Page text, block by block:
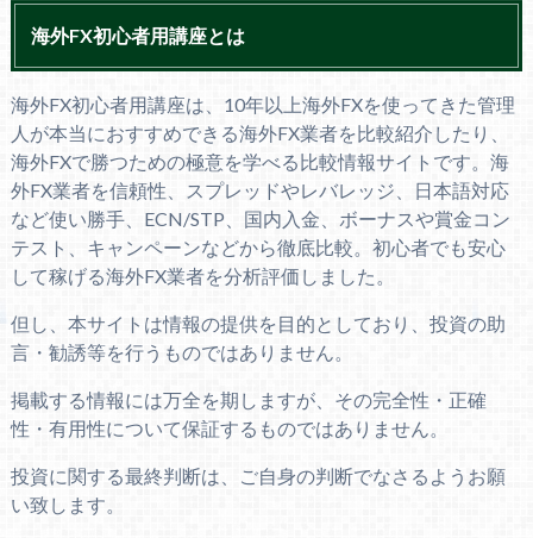
海外FX初心者用講座とは
海外FX初心者用講座は、10年以上海外FXを使ってきた管理
人が本当におすすめできる海外FX業者を比較紹介したり、
海外FXで勝つための極意を学べる比較情報サイトです。海
外FX業者を信頼性、スプレッドやレバレッジ、日本語対応
など使い勝手、ECN/STP、国内入金、ボーナスや賞金コン
テスト、キャンペーンなどから徹底比較。初心者でも安心
して稼げる海外FX業者を分析評価しました。
但し、本サイトは情報の提供を目的としており、投資の助
言・勧誘等を行うものではありません。
掲載する情報には万全を期しますが、その完全性・正確
性・有用性について保証するものではありません。
投資に関する最終判断は、ご自身の判断でなさるようお願
い致します。